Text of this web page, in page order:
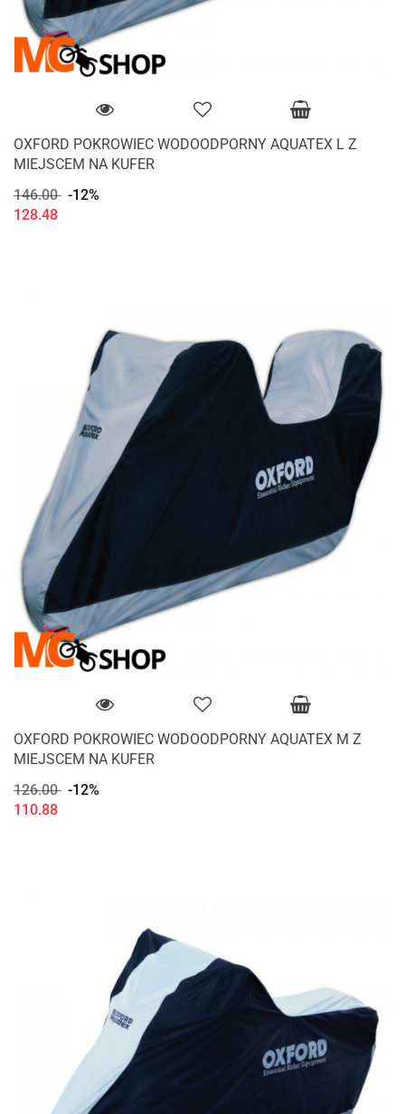
OXFORD POKROWIEC WODOODPORNY AQUATEX L Z
MIEJSCEM NA KUFER
146.00 -12%
128.48
OXFORD POKROWIEC WODOODPORNY AQUATEX M Z
MIEJSCEM NA KUFER
126.00 -12%
110.88